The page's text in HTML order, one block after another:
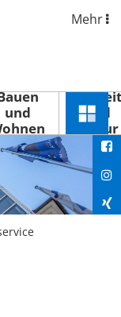
Mehr
und
Freizeit
und
Kultur
Menü